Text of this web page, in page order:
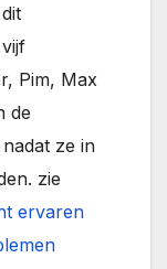
Pim, Max
de
ze in
zie
ervaren